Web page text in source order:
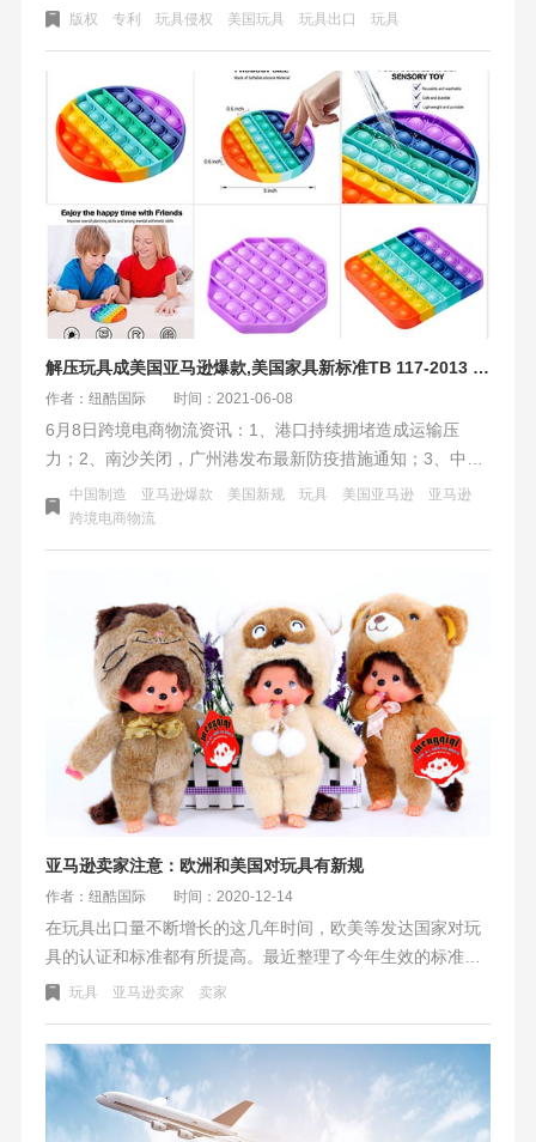
果资料不齐，会导致查验、扣货，甚至产品销毁的风险。出
的，最好能提供产品照片等信息证明，确保能在美国正常通
关。2.需要提供CPSC证书，即ASTM和TEXT REPORT检测
报告；
版权 专利 玩具侵权 美国玩具 玩具出口 玩具
解压玩具成美国亚马逊爆款,美国家具新标准TB 117-2013 测试6月25日起实施
作者：纽酷国际 时间：2021-06-08
6月8日跨境电商物流资讯：1、港口持续拥堵造成运输压
力；2、南沙关闭，广州港发布最新防疫措施通知；3、中国
制造解压玩具成美国亚马逊爆款；4、美国软体家具新标准6
月25日起实施.
中国制造 亚马逊爆款 美国新规 玩具 美国亚马逊
亚马逊
跨境电商物流
亚马逊卖家注意：欧洲和美国对玩具有新规
作者：纽酷国际 时间：2020-12-14
在玩具出口量不断增长的这几年时间，欧美等发达国家对玩
具的认证和标准都有所提高。最近整理了今年生效的标准法
规。提醒各大亚马逊卖家及早的最好应对的准备。欧盟玩具
玩具 亚马逊卖家 卖家